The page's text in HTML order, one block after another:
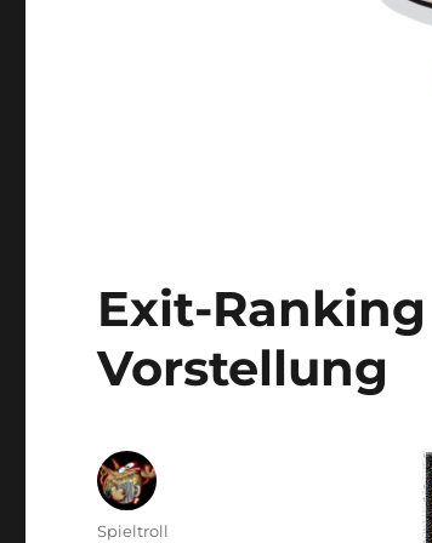
Exit-
Vorstellung
Autor
Spieltroll